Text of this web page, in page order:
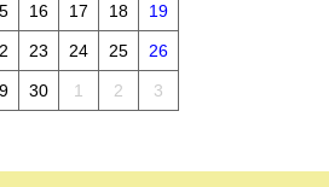
16 17 18 19
23 24 25 26
30 1 2 3